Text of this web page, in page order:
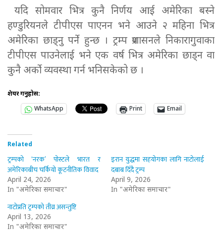
यदि सोमवार भित्र कुनै निर्णय आई अमेरिका बस्ने
हण्डुरियनले टीपीएस पाएनन भने आउने २ महिना भित्र
अमेरिका छाड्नु पर्ने हुन्छ । ट्रम्प प्रशासनले निकारागुवाका
टीपीएस पाउनेलाई भने एक वर्ष भित्र अमेरिका छाड्न वा
कुनै अर्को व्यवस्था गर्न भनिसकेको छ ।
शेयर गर्नुहोस:
WhatsApp
Print Email
Related
ट्रम्पको ‘नरक’ पोस्टले भारत र
अमेरिकाबीच चर्कियो कूटनीतिक विवाद
April 24, 2026
In "अमेरिका समाचार"
इरान युद्धमा सहयोगका लागि नाटोलाई
दबाब दिँदै ट्रम्प
April 9, 2026
In "अमेरिका समाचार"
नाटोप्रति ट्रम्पको तीव्र असन्तुष्टि
April 13, 2026
In "अमेरिका समाचार"